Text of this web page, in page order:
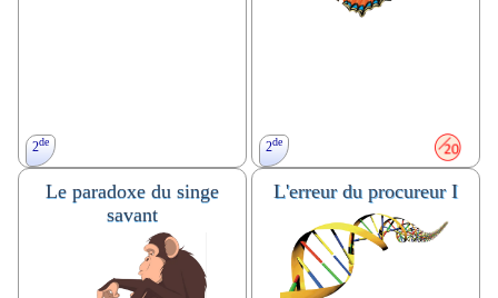
2de
Fonction, image, antécédent,
résolution graphique d’équations
et d’inéquations,
proportionnalité, pourcentage.
Devoir en temps libre.
2de
QCM sur des notions
mathématiques "visibles" dans la
nature, symétries, espace.
Tout niveau.
Le paradoxe du singe
savant
L'erreur du procureur I